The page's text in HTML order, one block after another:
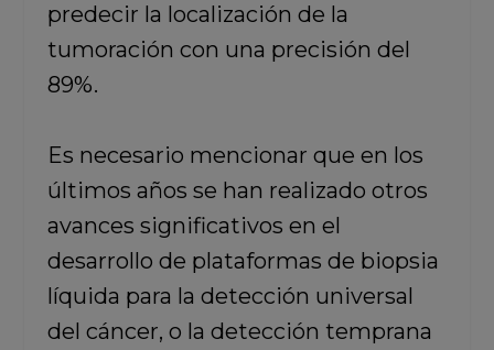
predecir la localización de la
tumoración con una precisión del
89%.
Es necesario mencionar que en los
últimos años se han realizado otros
avances significativos en el
desarrollo de plataformas de biopsia
líquida para la detección universal
del cáncer, o la detección temprana